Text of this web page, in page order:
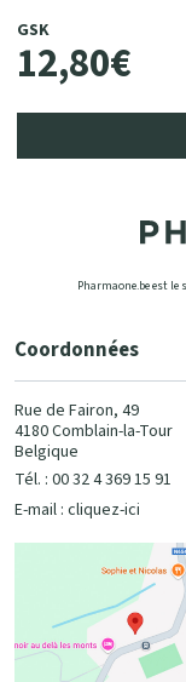
GSK
12,80€
Pharmaone.be est le
Coordonnées
Rue de Fairon, 49
4180 Comblain-la-Tour
Belgique
Tél. : 00 32 4 369 15 91
E-mail : cliquez-ici